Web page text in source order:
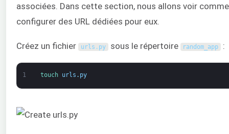
associées. Dans cette section, nous allons voir
configurer des URL dédiées pour eux.
Créez un fichier urls . py sous le répertoire random_app :
1 touch urls . py